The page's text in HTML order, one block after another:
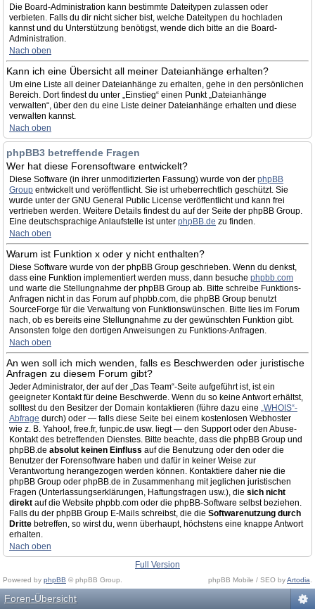
Die Board-Administration kann bestimmte Dateitypen zulassen oder
verbieten. Falls du dir nicht sicher bist, welche Dateitypen du hochladen
kannst und du Unterstützung benötigst, wende dich bitte an die Board-
Administration.
Nach oben
Kann ich eine Übersicht all meiner Dateianhänge erhalten?
Um eine Liste all deiner Dateianhänge zu erhalten, gehe in den persönlichen
Bereich. Dort findest du unter „Einstieg“ einen Punkt „Dateianhänge
verwalten“, über den du eine Liste deiner Dateianhänge erhalten und diese
verwalten kannst.
Nach oben
phpBB3 betreffende Fragen
Wer hat diese Forensoftware entwickelt?
Diese Software (in ihrer unmodifizierten Fassung) wurde von der phpBB
Group entwickelt und veröffentlicht. Sie ist urheberrechtlich geschützt. Sie
wurde unter der GNU General Public License veröffentlicht und kann frei
vertrieben werden. Weitere Details findest du auf der Seite der phpBB Group.
Eine deutschsprachige Anlaufstelle ist unter phpBB.de zu finden.
Nach oben
Warum ist Funktion x oder y nicht enthalten?
Diese Software wurde von der phpBB Group geschrieben. Wenn du denkst,
dass eine Funktion implementiert werden muss, dann besuche phpbb.com
und warte die Stellungnahme der phpBB Group ab. Bitte schreibe Funktions-
Anfragen nicht in das Forum auf phpbb.com, die phpBB Group benutzt
SourceForge für die Verwaltung von Funktionswünschen. Bitte lies im Forum
nach, ob es bereits eine Stellungnahme zu der gewünschten Funktion gibt.
Ansonsten folge den dortigen Anweisungen zu Funktions-Anfragen.
Nach oben
An wen soll ich mich wenden, falls es Beschwerden oder juristische
Anfragen zu diesem Forum gibt?
Jeder Administrator, der auf der „Das Team“-Seite aufgeführt ist, ist ein
geeigneter Kontakt für deine Beschwerde. Wenn du so keine Antwort erhältst,
solltest du den Besitzer der Domain kontaktieren (führe dazu eine „WHOIS“-
Abfrage durch) oder — falls diese Seite bei einem kostenlosen Webhoster
wie z. B. Yahoo!, free.fr, funpic.de usw. liegt — den Support oder den Abuse-
Kontakt des betreffenden Dienstes. Bitte beachte, dass die phpBB Group und
phpBB.de absolut keinen Einfluss auf die Benutzung oder den oder die
Benutzer der Forensoftware haben und dafür in keiner Weise zur
Verantwortung herangezogen werden können. Kontaktiere daher nie die
phpBB Group oder phpBB.de in Zusammenhang mit jeglichen juristischen
Fragen (Unterlassungserklärungen, Haftungsfragen usw.), die sich nicht
direkt auf die Website phpbb.com oder die phpBB-Software selbst beziehen.
Falls du der phpBB Group E-Mails schreibst, die die Softwarenutzung durch
Dritte betreffen, so wirst du, wenn überhaupt, höchstens eine knappe Antwort
erhalten.
Nach oben
Full Version
Powered by phpBB © phpBB Group. phpBB Mobile / SEO byArtodia
Foren-Übersicht